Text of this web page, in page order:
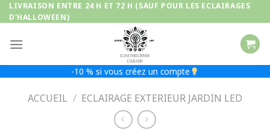
Passer
au
LIVRAISON ENTRE 24 H ET 72 H (SAUF POUR LES ECLAIRAGES
D'HALLOWEEN)
-10 % si vous créez un compte
ACCUEIL / ECLAIRAGE EXTERIEUR JARDIN LED